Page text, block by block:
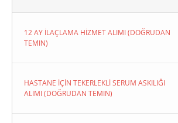
KHGB
12 AY İLAÇLAMA HİZMET ALIMI (DOĞRUDAN
TEMIN)
HASTANE İÇİN TEKERLEKLİ SERUM ASKILIĞI
ALIMI (DOĞRUDAN TEMIN)